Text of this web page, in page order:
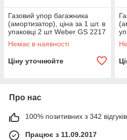
Газовий упор багажника
(амортизатор), ціна за 1 шт. в
упаковці 2 шт Weber GS 2217
для ГАЗ 2217 (Баргузин)
Немає в наявності
Ціну уточнюйте
Про нас
100% позитивних з 342
Працює з 11.09.2017